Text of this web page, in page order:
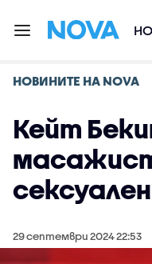
НОВИНИТЕ НА NOVA
Кейт
29 септември 2024 22:53